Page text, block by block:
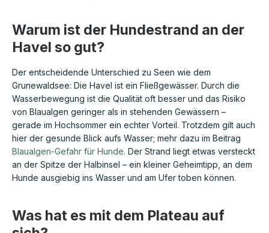
Warum ist der Hundestrand an der
Havel so gut?
Der entscheidende Unterschied zu Seen wie dem
Grunewaldsee: Die Havel ist ein Fließgewässer. Durch die
Wasserbewegung ist die Qualität oft besser und das Risiko
von Blaualgen geringer als in stehenden Gewässern –
gerade im Hochsommer ein echter Vorteil. Trotzdem gilt auch
hier der gesunde Blick aufs Wasser; mehr dazu im Beitrag
Blaualgen-Gefahr für Hunde. Der Strand liegt etwas versteckt
an der Spitze der Halbinsel – ein kleiner Geheimtipp, an dem
Hunde ausgiebig ins Wasser und am Ufer toben können.
Was hat es mit dem Plateau auf